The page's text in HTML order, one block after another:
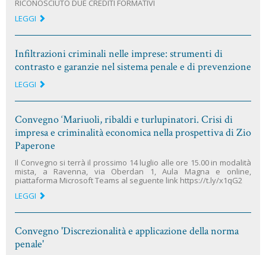
RICONOSCIUTO DUE CREDITI FORMATIVI
LEGGI
Infiltrazioni criminali nelle imprese: strumenti di
contrasto e garanzie nel sistema penale e di prevenzione
LEGGI
Convegno ‘Mariuoli, ribaldi e turlupinatori. Crisi di
impresa e criminalità economica nella prospettiva di Zio
Paperone
Il Convegno si terrà il prossimo 14 luglio alle ore 15.00 in modalità
mista, a Ravenna, via Oberdan 1, Aula Magna e online,
piattaforma Microsoft Teams al seguente link https://t.ly/x1qG2
LEGGI
Convegno 'Discrezionalità e applicazione della norma
penale'